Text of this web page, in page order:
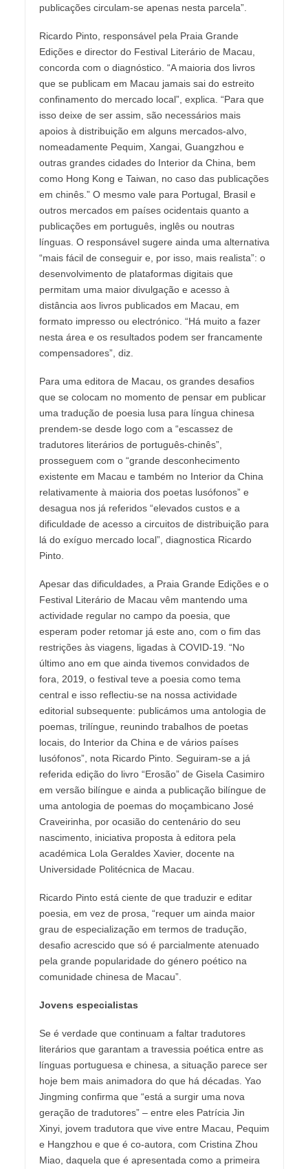
publicações circulam-se apenas nesta parcela”.
Ricardo Pinto, responsável pela Praia Grande
Edições e director do Festival Literário de Macau,
concorda com o diagnóstico. “A maioria dos livros
que se publicam em Macau jamais sai do estreito
confinamento do mercado local”, explica. “Para que
isso deixe de ser assim, são necessários mais
apoios à distribuição em alguns mercados-alvo,
nomeadamente Pequim, Xangai, Guangzhou e
outras grandes cidades do Interior da China, bem
como Hong Kong e Taiwan, no caso das publicações
em chinês.” O mesmo vale para Portugal, Brasil e
outros mercados em países ocidentais quanto a
publicações em português, inglês ou noutras
línguas. O responsável sugere ainda uma alternativa
“mais fácil de conseguir e, por isso, mais realista”: o
desenvolvimento de plataformas digitais que
permitam uma maior divulgação e acesso à
distância aos livros publicados em Macau, em
formato impresso ou electrónico. “Há muito a fazer
nesta área e os resultados podem ser francamente
compensadores”, diz.
Para uma editora de Macau, os grandes desafios
que se colocam no momento de pensar em publicar
uma tradução de poesia lusa para língua chinesa
prendem-se desde logo com a “escassez de
tradutores literários de português-chinês”,
prosseguem com o “grande desconhecimento
existente em Macau e também no Interior da China
relativamente à maioria dos poetas lusófonos” e
desagua nos já referidos “elevados custos e a
dificuldade de acesso a circuitos de distribuição para
lá do exíguo mercado local”, diagnostica Ricardo
Pinto.
Apesar das dificuldades, a Praia Grande Edições e o
Festival Literário de Macau vêm mantendo uma
actividade regular no campo da poesia, que
esperam poder retomar já este ano, com o fim das
restrições às viagens, ligadas à COVID-19. “No
último ano em que ainda tivemos convidados de
fora, 2019, o festival teve a poesia como tema
central e isso reflectiu-se na nossa actividade
editorial subsequente: publicámos uma antologia de
poemas, trilíngue, reunindo trabalhos de poetas
locais, do Interior da China e de vários países
lusófonos”, nota Ricardo Pinto. Seguiram-se a já
referida edição do livro “Erosão” de Gisela Casimiro
em versão bilíngue e ainda a publicação bilíngue de
uma antologia de poemas do moçambicano José
Craveirinha, por ocasião do centenário do seu
nascimento, iniciativa proposta à editora pela
académica Lola Geraldes Xavier, docente na
Universidade Politécnica de Macau.
Ricardo Pinto está ciente de que traduzir e editar
poesia, em vez de prosa, “requer um ainda maior
grau de especialização em termos de tradução,
desafio acrescido que só é parcialmente atenuado
pela grande popularidade do género poético na
comunidade chinesa de Macau”.
Jovens especialistas
Se é verdade que continuam a faltar tradutores
literários que garantam a travessia poética entre as
línguas portuguesa e chinesa, a situação parece ser
hoje bem mais animadora do que há décadas. Yao
Jingming confirma que “está a surgir uma nova
geração de tradutores” – entre eles Patrícia Jin
Xinyi, jovem tradutora que vive entre Macau, Pequim
e Hangzhou e que é co-autora, com Cristina Zhou
Miao, daquela que é apresentada como a primeira